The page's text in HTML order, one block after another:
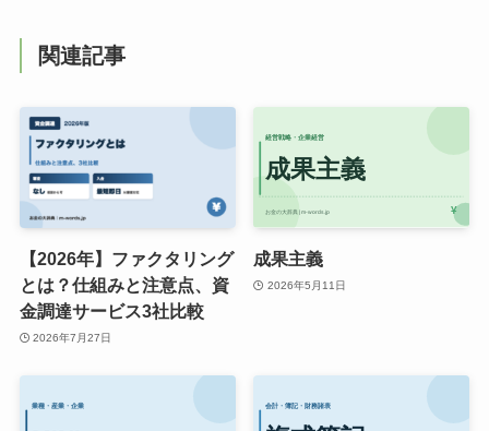
関連記事
【2026年】ファクタリング
とは？仕組みと注意点、資
金調達サービス3社比較
2026年7月27日
成果主義
2026年5月11日